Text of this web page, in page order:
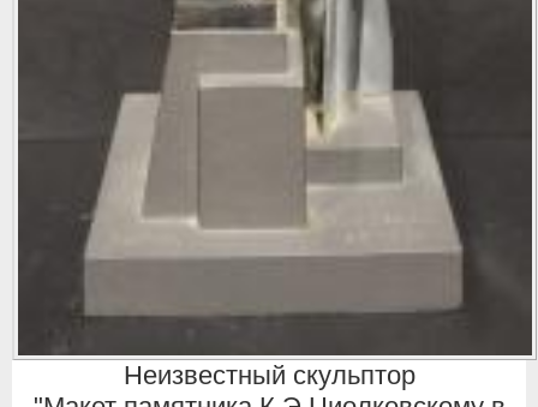
Неизвестный скульптор